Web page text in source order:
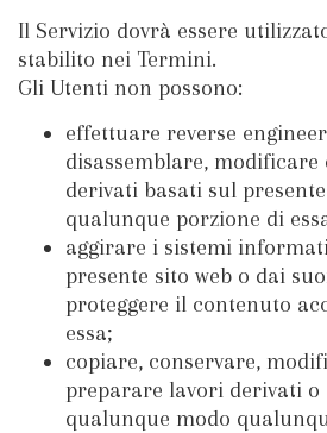
Il Servizio dovrà essere
stabilito nei Termini.
Gli Utenti non possono:
effettuare reverse
disassemblare,
derivati basati sul
qualunque porzione di
aggirare i sistemi
presente sito web o dai
proteggere il contenuto
essa;
copiare, conservare,
preparare lavori derivati
qualunque modo